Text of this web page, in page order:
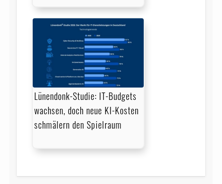
Lünendonk-Studie: IT-Budgets
wachsen, doch neue KI-Kosten
schmälern den Spielraum